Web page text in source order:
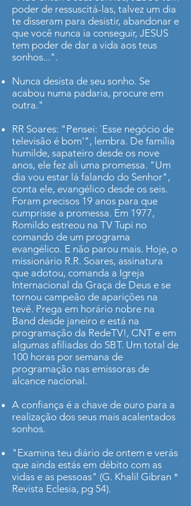
poder de ressuscitá-las, talvez um dia
te disseram para desistir, abandonar e
que você nunca ia conseguir, JESUS
tem poder de dar a vida aos teus
sonhos...".
Nunca desista de seu sonho. Se
acabou numa padaria, procure em
outra."
RR Soares: "Pensei: `Esse negócio de
televisão é bom'", lembra. De família
humilde, sapateiro desde os nove
anos, ele fez ali uma promessa. "Um
dia vou estar lá falando do Senhor",
conta ele, evangélico desde os seis.
Foram precisos 19 anos para que
cumprisse a promessa. Em 1977,
Romildo estreou na TV Tupi no
comando de um programa
evangélico. E não parou mais. Hoje, o
missionário R.R. Soares, assinatura
que adotou, comanda a Igreja
Internacional da Graça de Deus e se
tornou campeão de aparições na
tevê. Prega em horário nobre na
Band desde janeiro e está na
programação da RedeTV!, CNT e em
algumas afiliadas do SBT. Um total de
100 horas por semana de
programação nas emissoras de
alcance nacional.
A confiança é a chave de ouro para a
realização dos seus mais acalentados
sonhos.
"Examina teu diário de ontem e verás
que ainda estás em débito com as
vidas e as pessoas" (G. Khalil Gibran *
Revista Eclesia, pg 54).